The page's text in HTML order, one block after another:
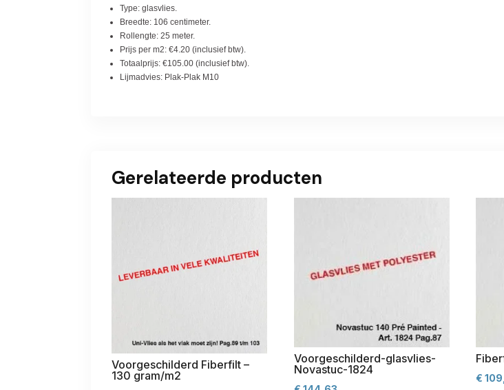
Type: glasvlies.
Breedte: 106 centimeter.
Rollengte: 25 meter.
Prijs per m2: €4.20 (inclusief btw).
Totaalprijs: €105.00 (inclusief btw).
Lijmadvies: Plak-Plak M10
Gerelateerde producten
Voorgeschilderd Fiberfilt –
130 gram/m2
Voorgeschilderd-glasvlies-
Novastuc-1824
€